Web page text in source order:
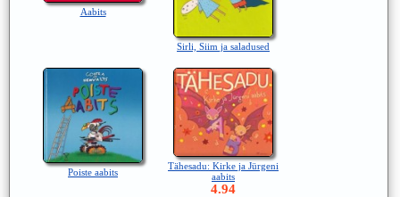
Aabits
Sirli, Siim ja saladused
Poiste aabits
Tähesadu: Kirke ja Jürgeni
aabits
4.94